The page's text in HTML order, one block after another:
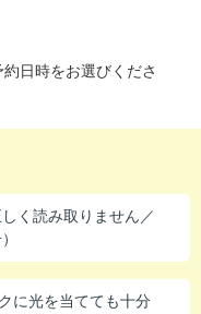
はこちら
約日時をお選びくださ
く読み取りません／
に光を当てても十分